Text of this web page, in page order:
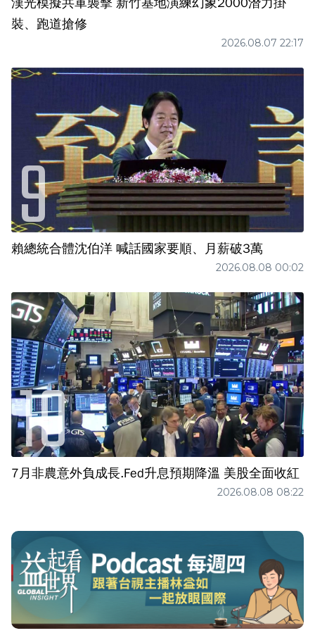
裝、跑道搶修
2026.08.07 22:17
賴總統合體沈伯洋 喊話國家要順、月薪破3萬
2026.08.08 00:02
7月非農意外負成長.Fed升息預期降溫 美股全面收紅
2026.08.08 08:22